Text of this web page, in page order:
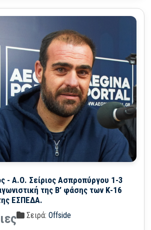
- Α.Ο. Σείριος Ασπροπύργου 1-3
της Β’ φάσης των Κ-16
ΕΣΠΕΔΑ.
Σειρά:Offside